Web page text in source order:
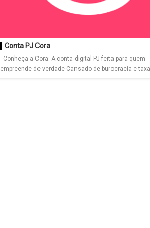
Conta PJ Cora
Conheça a Cora: A conta digital PJ feita para quem
empreende de verdade Cansado de burocracia e